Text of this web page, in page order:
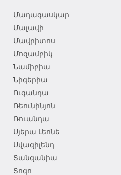
Մադագասկար
Մալավի
Մավրիտոս
Մոզամբիկ
Նամիբիա
Նիգերիա
Ուգանդա
Ռեունինյոն
Ռուանդա
Սյերա Լեոնե
Սվազիլենդ
Տանզանիա
Տոգո